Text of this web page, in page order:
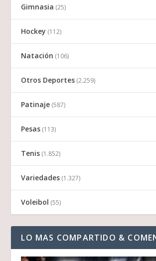
Gimnasia (25)
Hockey (112)
Natación (106)
Otros Deportes (2.259)
Patinaje (587)
Pesas (113)
Tenis (1.852)
Variedades (1.327)
Voleibol (55)
LO MAS COMPARTIDO &